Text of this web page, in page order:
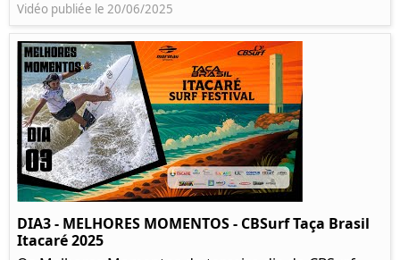
Vidéo publiée le 20/06/2025
DIA3 - MELHORES MOMENTOS - CBSurf Taça Brasil
Itacaré 2025